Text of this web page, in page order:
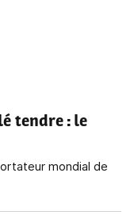
tendre : le
mondial de